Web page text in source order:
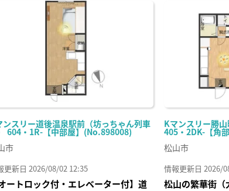
ンスリー道後温泉駅前（坊っちゃん列車
604・1R-【中部屋】(No.898008)
市
更新日 2026/08/02 12:35
オートロック付・エレベーター付】道
Kマンスリー勝山
405・2DK-【角
松山市
情報更新日 2026/
松山の繁華街